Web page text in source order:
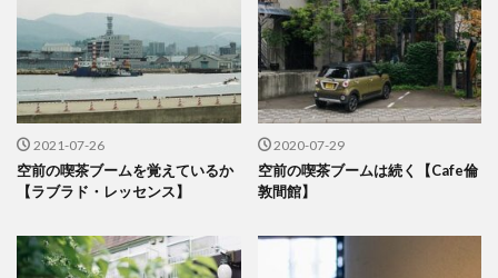
2021-07-26
空前の喫茶ブームを覚えているか
【ラブラド・レッセンス】
2020-07-29
空前の喫茶ブームは続く【Cafe倫
敦間館】